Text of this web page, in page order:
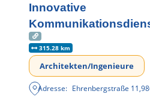
Innovative
315.28 km
Architekten/Ingenieure
Adresse: Ehrenbergstraße 11,